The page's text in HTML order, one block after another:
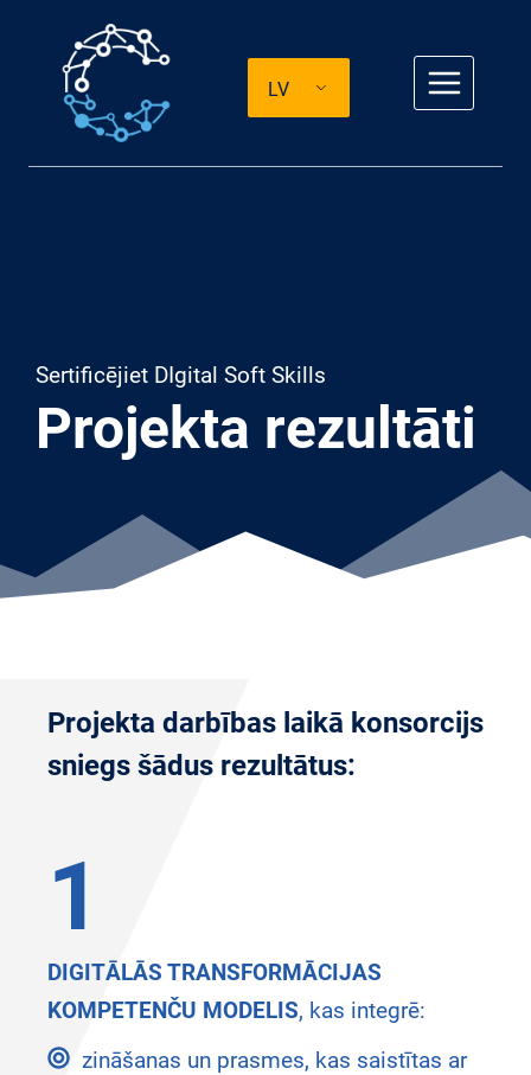
LV
Sertificējiet DIgital Soft Skills
Projekta rezultāti
Projekta darbības laikā konsorcijs
sniegs šādus rezultātus:
1
DIGITĀLĀS TRANSFORMĀCIJAS
KOMPETENČU MODELIS, kas integrē:
zināšanas un prasmes, kas saistītas ar